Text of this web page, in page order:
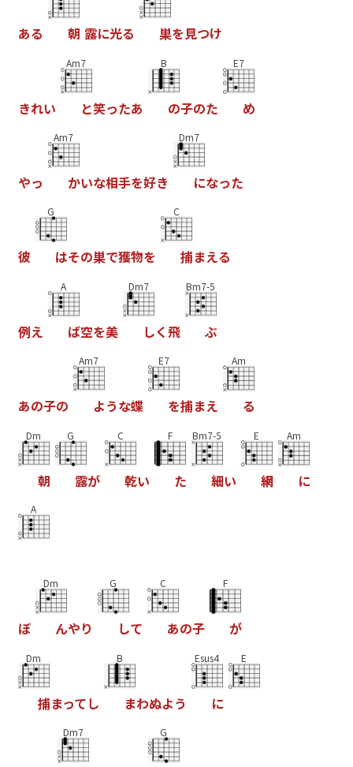
ある 朝 露に光る 巣を見つけ
きれい
Am7
と笑ったあ
B
の子のた
E7
め
やっ
Am7
かいな相手を好き
Dm7
になった
彼
G
はその巣で獲物を
C
捕まえる
例え
A
ば空を美
Dm7
しく飛
Bm7-5
ぶ
あの子の
Am7
ような蝶
E7
を捕まえ
Am
る
Dm
朝
G
露が
C
乾い
F
た
Bm7-5
細い
E
網
Am
に
A
ぼ
Dm
んやり
G
して
C
あの子
F
が
Dm
捕まってし
B
まわぬよう
Esus4
に
E
Dm7 G